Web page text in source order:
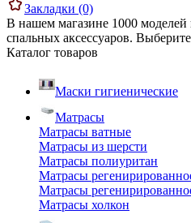
Закладки (0)
В нашем магазине 1000 моделей
спальных аксессуаров.
Каталог товаров
Маски гигиенические
Матрасы
Матрасы ватные
Матрасы из шерсти
Матрасы полиуритан
Матрасы
Матрасы
Матрасы холкон